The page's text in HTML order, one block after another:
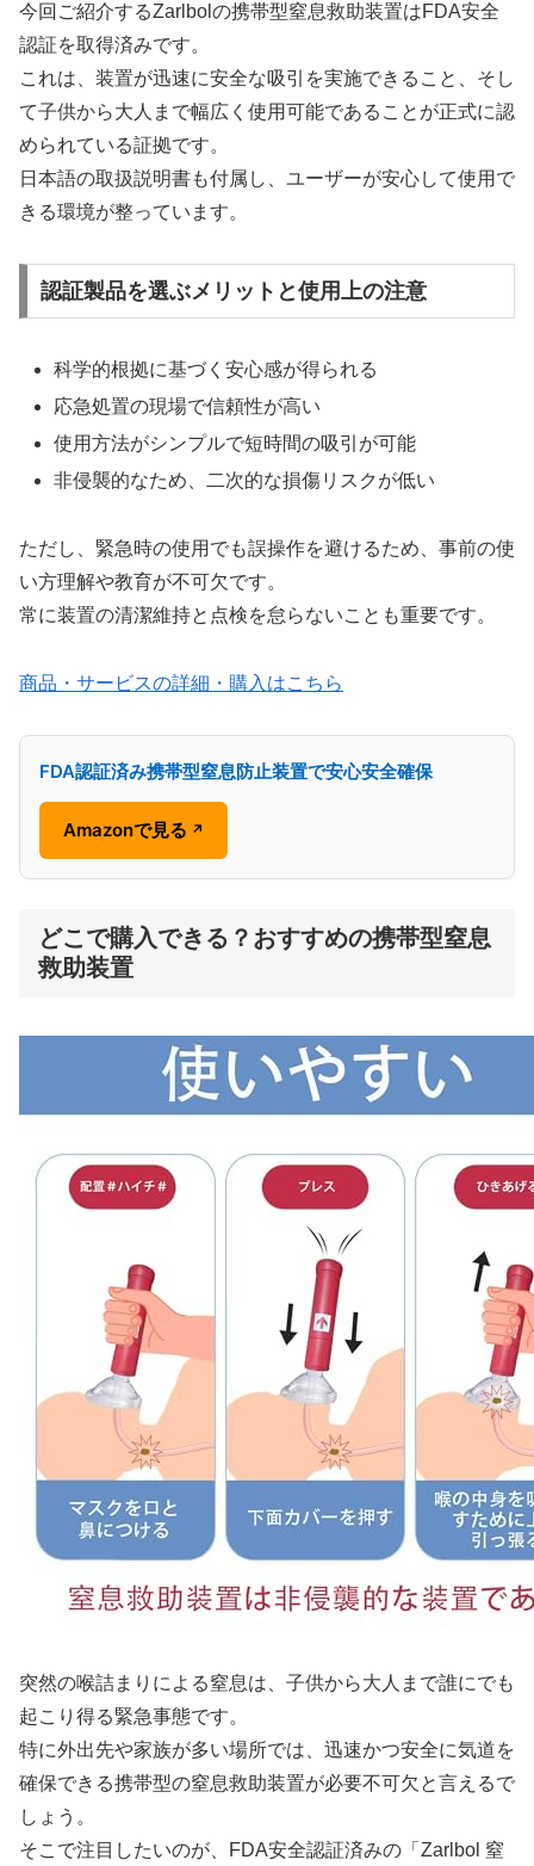
今回ご紹介するZarlbolの携帯型窒息救助装置はFDA安全
認証を取得済みです。
これは、装置が迅速に安全な吸引を実施できること、そし
て子供から大人まで幅広く使用可能であることが正式に認
められている証拠です。
日本語の取扱説明書も付属し、ユーザーが安心して使用で
きる環境が整っています。
認証製品を選ぶメリットと使用上の注意
科学的根拠に基づく安心感が得られる
応急処置の現場で信頼性が高い
使用方法がシンプルで短時間の吸引が可能
非侵襲的なため、二次的な損傷リスクが低い
ただし、緊急時の使用でも誤操作を避けるため、事前の使
い方理解や教育が不可欠です。
常に装置の清潔維持と点検を怠らないことも重要です。
商品・サービスの詳細・購入はこちら
FDA認証済み携帯型窒息防止装置で安心安全確保
Amazonで見る ↗
どこで購入できる？おすすめの携帯型窒息
救助装置
突然の喉詰まりによる窒息は、子供から大人まで誰にでも
起こり得る緊急事態です。
特に外出先や家族が多い場所では、迅速かつ安全に気道を
確保できる携帯型の窒息救助装置が必要不可欠と言えるで
しょう。
そこで注目したいのが、FDA安全認証済みの「Zarlbol 窒